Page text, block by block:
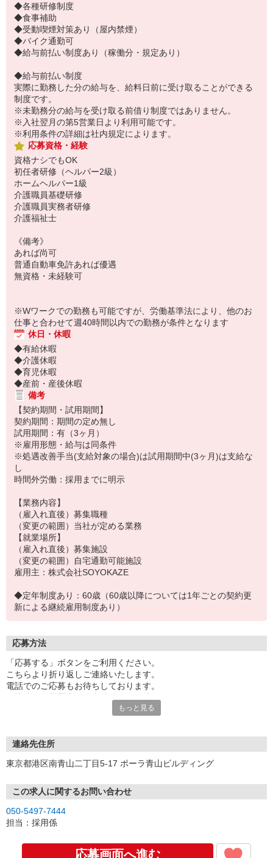
◆各種研修制度
◆食事補助
◆受動喫煙対策あり（屋内禁煙）
◆バイク通勤可
◆給与前払い制度あり（稼働分・規定あり）
◆給与前払い制度
実際に勤務した分の給与を、給料日前に受け取ることができる
制度です。
※未勤務分の給与を受け取る前借り制度ではありません。
※入社翌月の第5営業日より利用可能です。
※利用条件の詳細は社内規定によります。
応募資格・経験
資格ナシでもOK
初任者研修（ヘルパー2級）
ホームヘルパー1級
介護職員基礎研修
介護職員実務者研修
介護福祉士
《備考》
あれば尚可
普通自動車免許あれば優遇
無資格・未経験可
※Wワークでの勤務も可能ですが、労働基準法により、他のお
仕事と合わせて週40時間以内での勤務が条件となります
休日・休暇
◆有給休暇
◆介護休暇
◆育児休暇
◆産前・産後休暇
備考
【契約期間・試用期間】
契約期間：期間の定め無し
試用期間：有（3ヶ月）
※雇用形態・給与は同条件
※処遇改善手当(支給対象の場合)は試用期間中(3ヶ月)は支給な
し
時間外労働：採用までに明示
【業務内容】
（雇入れ直後）募集職種
（変更の範囲）当社が定める業務
【就業場所】
（雇入れ直後）募集施設
（変更の範囲）自宅通勤可能施設
雇用主：株式会社SOYOKAZE
◆定年制度あり：60歳（60歳以降については1年ごとの契約更
新による継続雇用制度あり）
応募方法
「応募する」ボタンをご利用ください。
こちらより折り返しご連絡いたします。
電話でのご応募もお待ちしております。
※お電話でのお問い合わせは、光IP電話、及びIP電話からはご利用
もっと見る
連絡先住所
東京都港区南青山二丁目5-17 ポーラ青山ビルディング
この求人に関するお問い合わせ
050-5497-7444
担当：採用係
応募画面へ進む